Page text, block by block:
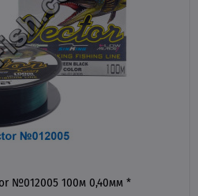
№012005 100м 0,40мм *